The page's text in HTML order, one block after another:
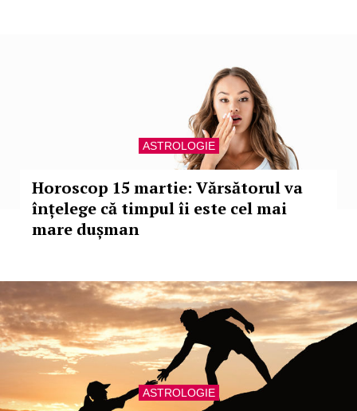
ASTROLOGIE
Horoscop 15 martie: Vărsătorul va
înțelege că timpul îi este cel mai
mare dușman
ASTROLOGIE